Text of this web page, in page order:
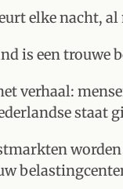
elke nacht, al
is een trouwe
verhaal:
staat